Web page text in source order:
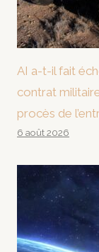
AI a-t-il fait
contrat
procès de
6 août 2026